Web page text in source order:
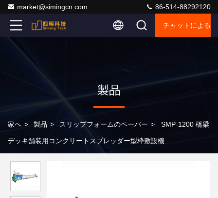
market@simingcn.com 86-514-88292120
チャットによる
製品
家へ > 製品 > スリップフォームのペーバー > SMP-1200 橋梁
デッキ舗装用コンクリートスプレッダー型枠敷設機